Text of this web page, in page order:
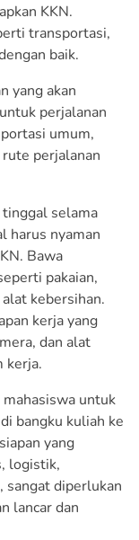
KKN.
transportasi,
baik.
yang akan
perjalanan
umum,
perjalanan
selama
harus nyaman
Bawa
pakaian,
kebersihan.
kerja yang
dan alat
kerja.
untuk
bangku kuliah ke
yang
logistik,
sangat diperlukan
lancar dan